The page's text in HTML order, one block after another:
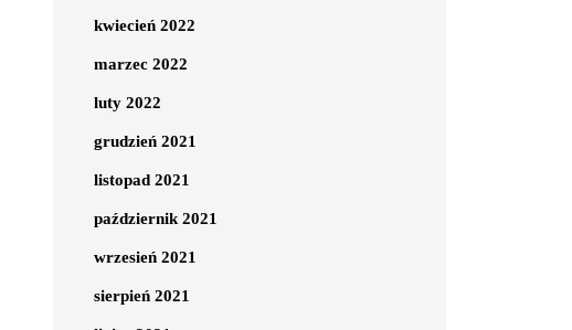
kwiecień 2022
marzec 2022
luty 2022
grudzień 2021
listopad 2021
październik 2021
wrzesień 2021
sierpień 2021